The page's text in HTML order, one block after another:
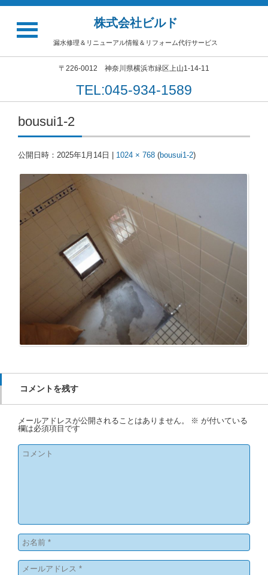
株式会社ビルド
漏水修理＆リニューアル情報＆リフォーム代行サービス
〒226-0012 神奈川県横浜市緑区上山1-14-11
TEL:045-934-1589
bousui1-2
公開日時： 2025年1月14日 1024 × 768 (bousui1-2)
コメントを残す
メールアドレスが公開されることはありません。 ※ が付いている
欄は必須項目です